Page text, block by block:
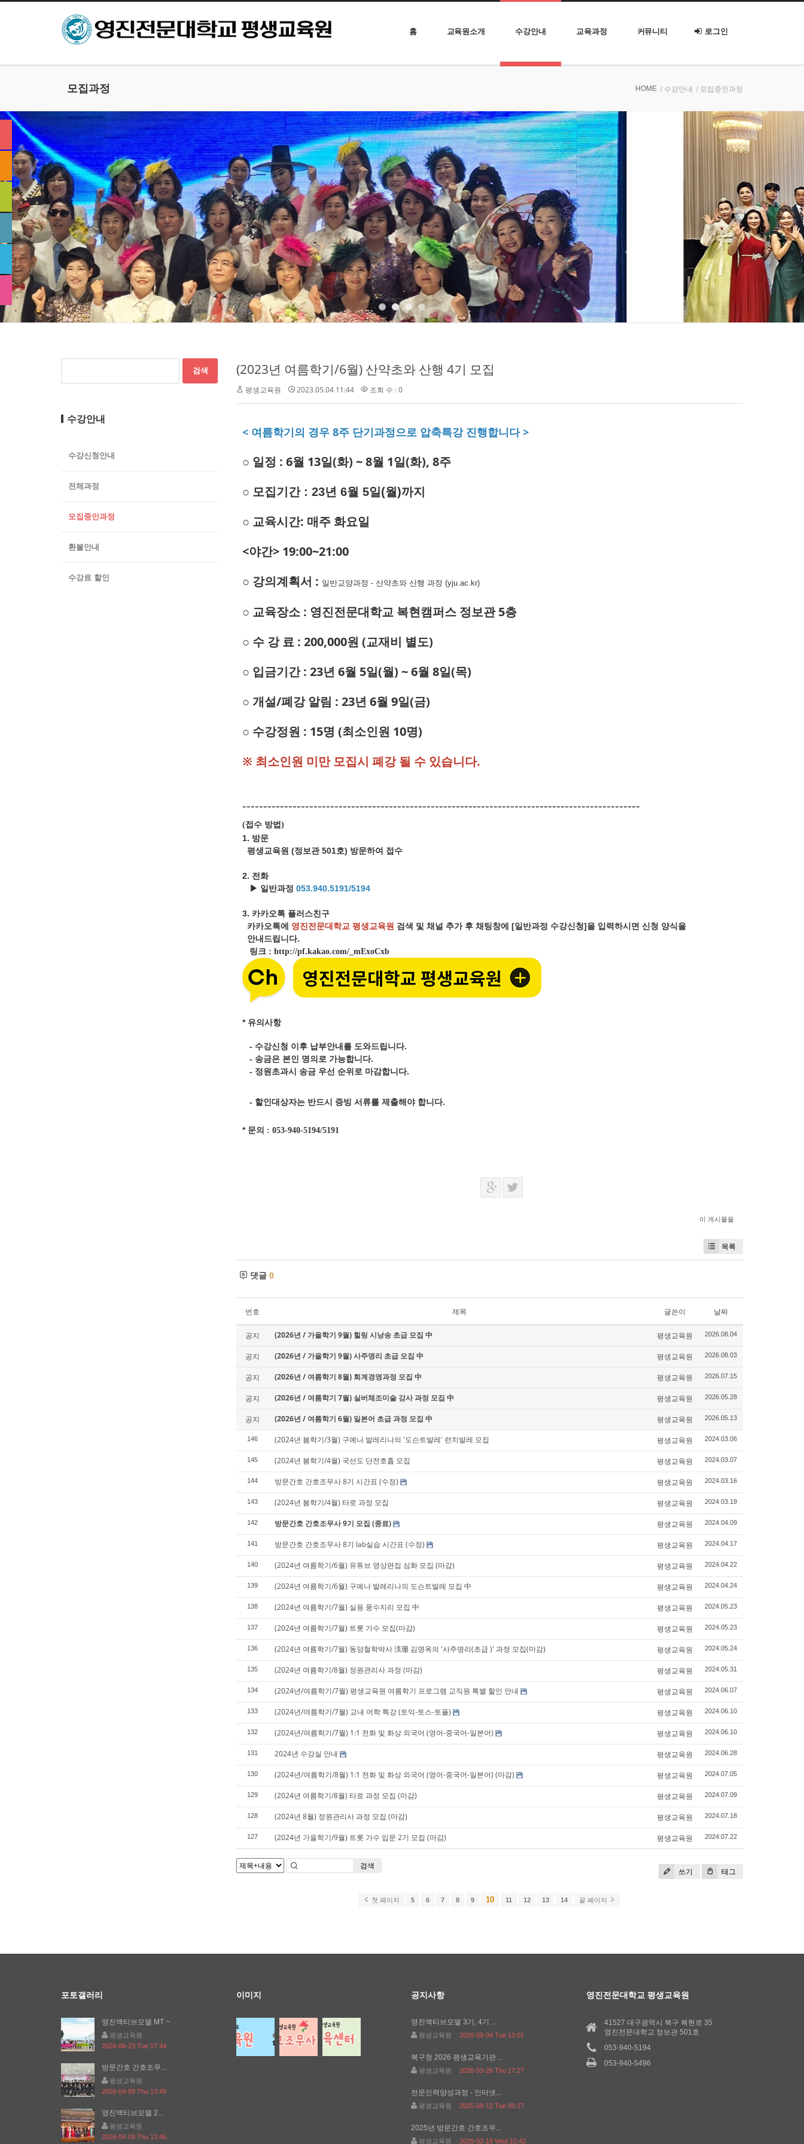
홈 교육원소개 수강안내 교육과정 커뮤니티 로그인
모집과정 HOME / 수강안내 / 모집중인과정
(2023년 여름학기/6월) 산약초와 산행 4기 모집
평생교육원 2023.05.04 11:44 조회 수 : 0
< 여름학기의 경우 8주 단기과정으로 압축특강 진행합니다 >
○ 일정 : 6월 13일(화) ~ 8월 1일(화), 8주
○ 모집기간 : 23년 6월 5일(월)까지
○ 교육시간: 매주 화요일
<야간> 19:00~21:00
○ 강의계획서 : 일반교양과정 - 산약초와 산행 과정 (yju.ac.kr)
○ 교육장소 : 영진전문대학교 복현캠퍼스 정보관 5층
○ 수 강 료 : 200,000원 (교재비 별도)
○ 입금기간 : 23년 6월 5일(월) ~ 6월 8일(목)
○ 개설/폐강 알림 : 23년 6월 9일(금)
○ 수강정원 : 15명 (최소인원 10명)
※ 최소인원 미만 모집시 폐강 될 수 있습니다.
-----------------------------------------------------------------------------------------------
(접수 방법 )
1. 방문
평생교육원 (정보관 501호) 방문하여 접수
2. 전화
▶ 일반과정 053.940.5191/5194
3. 카카오톡 플러스친구
카카오톡에 영진전문대학교 평생교육원 검색 및 채널 추가 후 채팅창에 [일반과정 수강신청]을 입력하시면 신청 양식을
안내드립니다.
링크 : http://pf.kakao.com/_mExoCxb
* 유의사항
- 수강신청 이후 납부안내를 도와드립니다.
- 송금은 본인 명의로 가능합니다.
- 정원초과시 송금 우선 순위로 마감합니다.
- 할인대상자는 반드시 증빙 서류를 제출해야 합니다.
* 문의 : 053-940-5194/5191
이 게시물을
목록
댓글 0
번호 제목 글쓴이 날짜
공지 (2026년 / 가을학기 9월) 힐링 시낭송 초급 모집 中 평생교육원 2026.08.04
공지 (2026년 / 가을학기 9월) 사주명리 초급 모집 中 평생교육원 2026.08.03
공지 (2026년 / 여름학기 8월) 회계경영과정 모집 中 평생교육원 2026.07.15
공지 (2026년 / 여름학기 7월) 실버체조미술 강사 과정 모집 中 평생교육원 2026.05.28
공지 (2026년 / 여름학기 6월) 일본어 초급 과정 모집 中 평생교육원 2026.05.13
146 (2024년 봄학기/3월) 구예나 발레리나의 '도슨트발레' 런치발레 모집 평생교육원 2024.03.06
145 (2024년 봄학기/4월) 국선도 단전호흡 모집 평생교육원 2024.03.07
144 방문간호 간호조무사 8기 시간표 (수정) 평생교육원 2024.03.16
143 (2024년 봄학기/4월) 타로 과정 모집 평생교육원 2024.03.19
142 방문간호 간호조무사 9기 모집 (종료) 평생교육원 2024.04.09
141 방문간호 간호조무사 8기 lab실습 시간표 (수정) 평생교육원 2024.04.17
140 (2024년 여름학기/6월) 유튜브 영상편집 심화 모집 (마감) 평생교육원 2024.04.22
139 (2024년 여름학기/6월) 구예나 발레리나의 도슨트발레 모집 中 평생교육원 2024.04.24
138 (2024년 여름학기/7월) 실용 풍수지리 모집 中 평생교육원 2024.05.23
137 (2024년 여름학기/7월) 트롯 가수 모집(마감) 평생교육원 2024.05.23
136 (2024년 여름학기/7월) 동양철학박사 渼珊 김명옥의 '사주명리(초급 )' 과정 모집(마감) 평생교육원 2024.05.24
135 (2024년 여름학기/8월) 정원관리사 과정 (마감) 평생교육원 2024.05.31
134 (2024년/여름학기/7월) 평생교육원 여름학기 프로그램 교직원 특별 할인 안내 평생교육원 2024.06.07
133 (2024년/여름학기/7월) 교내 어학 특강 (토익-토스-토플) 평생교육원 2024.06.10
132 (2024년/여름학기/7월) 1:1 전화 및 화상 외국어 (영어-중국어-일본어) 평생교육원 2024.06.10
131 2024년 수강실 안내 평생교육원 2024.06.28
130 (2024년/여름학기/8월) 1:1 전화 및 화상 외국어 (영어-중국어-일본어) (마감) 평생교육원 2024.07.05
129 (2024년 여름학기/8월) 타로 과정 모집 (마감) 평생교육원 2024.07.09
128 (2024년 8월) 정원관리사 과정 모집 (마감) 평생교육원 2024.07.18
127 (2024년 가을학기/9월) 트롯 가수 입문 2기 모집 (마감) 평생교육원 2024.07.22
쓰기 태그
검색
첫 페이지 5 6 7 8 9 10 11 12 13 14 끝 페이지
수강안내
수강신청안내
전체과정
모집중인과정
환불안내
수강료 할인
포토갤러리
영진액티브모델 MT ~
평생교육원
2026-06-23 Tue 17:44
방문간호 간호조무...
평생교육원
2026-04-09 Thu 13:49
영진액티브모델 2...
평생교육원
2026-04-09 Thu 13:46
이미지 공지사항
영진엑티브모델 3기, 4기 ...
평생교육원 2026-08-04 Tue 13:01
북구청 2026 평생교육기관 ...
평생교육원 2026-03-26 Thu 17:27
전문인력양성과정 - 인터넷...
평생교육원 2025-08-12 Tue 09:17
2025년 방문간호 간호조무...
평생교육원 2025-02-19 Wed 10:42
영진전문대학교 평생교육원
41527 대구광역시 북구 복현로 35
영진전문대학교 정보관 501호
053-940-5194
053-940-5496